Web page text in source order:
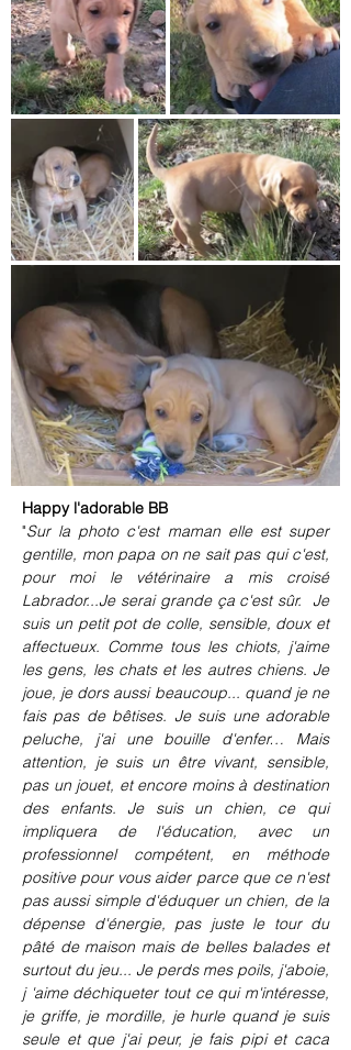
Happy l'adorable BB
"Sur la photo c'est maman elle est super
gentille, mon papa on ne sait pas qui c'est,
pour moi le vétérinaire a mis croisé
Labrador...Je serai grande ça c'est sûr.  Je
suis un petit pot de colle, sensible, doux et
affectueux. Comme tous les chiots, j'aime
les gens, les chats et les autres chiens. Je
joue, je dors aussi beaucoup... quand je ne
fais pas de bêtises. Je suis une adorable
peluche, j'ai une bouille d'enfer… Mais
attention, je suis un être vivant, sensible,
pas un jouet, et encore moins à destination
des enfants. Je suis un chien, ce qui
impliquera de l'éducation, avec un
professionnel compétent, en méthode
positive pour vous aider parce que ce n'est
pas aussi simple d'éduquer un chien, de la
dépense d'énergie, pas juste le tour du
pâté de maison mais de belles balades et
surtout du jeu... Je perds mes poils, j'aboie,
j 'aime déchiqueter tout ce qui m'intéresse,
je griffe, je mordille, je hurle quand je suis
seule et que j'ai peur, je fais pipi et caca